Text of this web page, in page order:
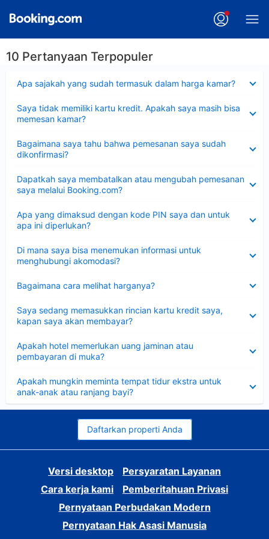
10 Pertanyaan Terpopuler
Apa sajakah yang sudah termasuk dalam harga kamar?
Saya tidak memiliki kartu kredit. Apakah saya masih bisa
memesan kamar?
Bagaimana saya tahu bahwa pemesanan saya sudah
dikonfirmasi?
Dapatkah saya membatalkan atau mengubah pemesanan
saya melalui Booking.com?
Apa yang dimaksud dengan kode PIN saya dan untuk
apa ini diperlukan?
Di mana saya bisa menemukan informasi untuk
menghubungi akomodasi?
Bagaimana cara melihat harganya?
Saya sedang memasukkan rincian kartu kredit saya,
kapan saya akan membayar?
Apakah hotel memerlukan uang jaminan atau
pembayaran di muka?
Apakah mungkin meminta tempat tidur ekstra untuk
anak-anak atau ranjang bayi?
Daftarkan properti Anda
Versi desktop
Persyaratan Layanan
Cara kerja kami
Pemberitahuan Privasi
Pernyataan Perbudakan Modern
Pernyataan Hak Asasi Manusia